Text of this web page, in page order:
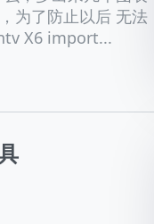
为了防止以后 无法
X6 import...